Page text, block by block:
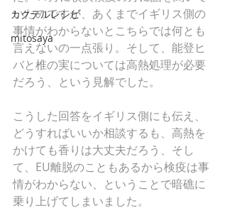
カクテルレシピ
mitosaya
いたのですが、あくまでイギリス側の
事情がわからないとこちらでは何とも
言えないの一点張り。そして、能登ヒ
バと椎の実については高熱処理が必要
だろう、という見解でした。
こうした回答をイギリス側にも伝え、
どうすればいいか相談するも、高熱を
かけても香りは大丈夫だろう、そし
て、EU離脱のこともあるから検疫は事
情がわからない、ということで暗礁に
乗り上げてしまいました。